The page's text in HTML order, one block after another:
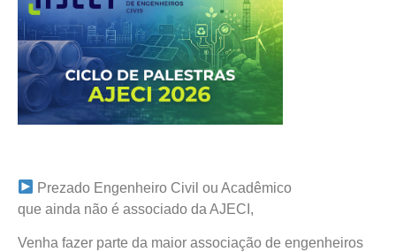
Prezado Engenheiro Civil ou Acadêmico
que ainda não é associado da AJECI,
Venha fazer parte da maior associação de engenheiros